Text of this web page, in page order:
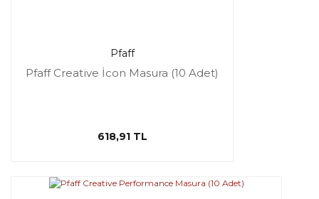
Pfaff
Pfaff Creative İcon Masura (10 Adet)
618,91 TL